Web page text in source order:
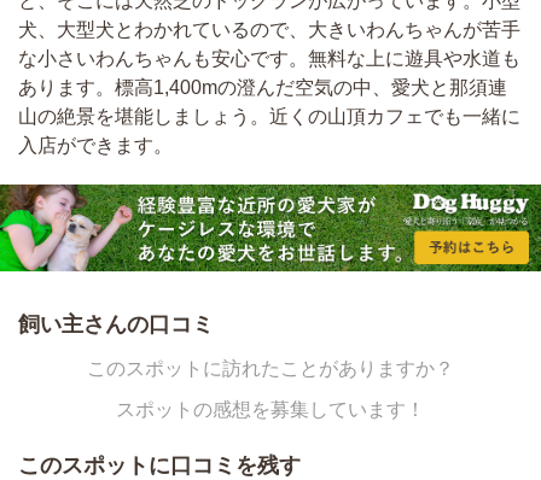
犬、大型犬とわかれているので、大きいわんちゃんが苦手
な小さいわんちゃんも安心です。無料な上に遊具や水道も
あります。標高1,400mの澄んだ空気の中、愛犬と那須連
山の絶景を堪能しましょう。近くの山頂カフェでも一緒に
入店ができます。
飼い主さんの口コミ
このスポットに訪れたことがありますか？
スポットの感想を募集しています！
このスポットに口コミを残す